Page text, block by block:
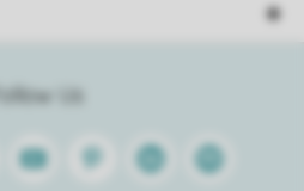
Follow Us
Youtube PinterestLinkedinSpotify